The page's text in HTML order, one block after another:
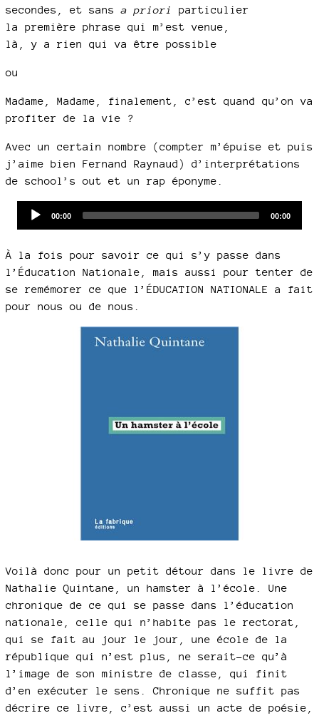
secondes, et sansa priori
particulier
la première phrase qui m’est venue,
là, y a rien qui va être possible
ou
Madame, Madame, finalement, c’est quand qu’on va
profiter de la vie ?
Avec un certain nombre (compter m’épuise et puis
j’aime bien Fernand Raynaud) d’interprétations
de school’s out et un rap éponyme.
Current
00:00
Total
00:00
À la fois pour savoir ce qui s’y passe dans
l’Éducation Nationale, mais aussi pour tenter de
se remémorer ce que l’ÉDUCATION NATIONALE a fait
pour nous ou de nous.
Voilà donc pour un petit détour dans le livre de
Nathalie Quintane, un hamster à l’école. Une
chronique de ce qui se passe dans l’éducation
nationale, celle qui n’habite pas le rectorat,
qui se fait au jour le jour, une école de la
république qui n’est plus, ne serait-ce qu’à
l’image de son ministre de classe, qui finit
d’en exécuter le sens. Chronique ne suffit pas
décrire ce livre, c’est aussi un acte de poésie,